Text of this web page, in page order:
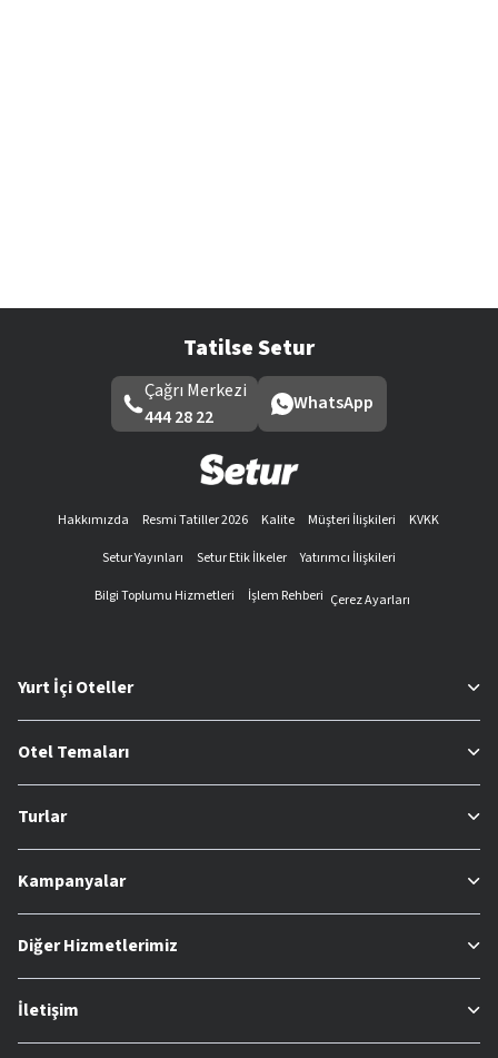
Tatilse Setur
Çağrı Merkezi
444 28 22
WhatsApp
Hakkımızda Resmi Tatiller 2026 Kalite Müşteri İlişkileri
KVKK
Setur Yayınları
Setur Etik İlkeler
Yatırımcı İlişkileri
Bilgi Toplumu Hizmetleri
İşlem Rehberi Çerez Ayarları
Yurt İçi Oteller
Otel Temaları
Turlar
Kampanyalar
Diğer Hizmetlerimiz
İletişim